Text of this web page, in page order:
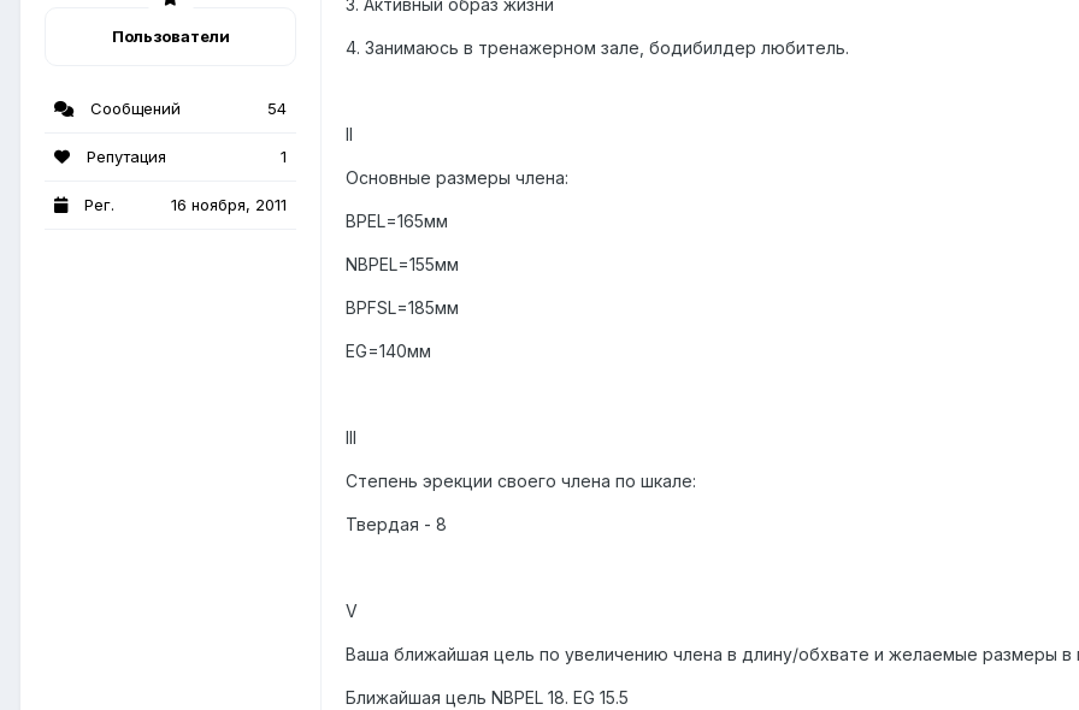
Пользователи
Сообщений 54
Репутация 1
Рег. 16 ноября, 2011
3. Активный образ жизни
4. Занимаюсь в тренажерном зале, бодибилдер любитель.
II
Основные размеры члена:
BPEL=165мм
NBPEL=155мм
BPFSL=185мм
EG=140мм
III
Степень эрекции своего члена по шкале:
Твердая - 8
V
Ваша ближайшая цель по увеличению члена в длину/обхвате и желаемые размеры в
Ближайшая цель NBPEL 18. EG 15.5